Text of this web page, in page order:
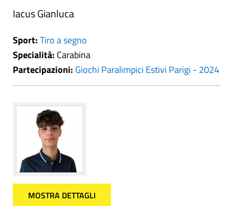
Iacus Gianluca
Sport:Tiro a segno
Specialità: Carabina
Partecipazioni: Giochi Paralimpici Estivi Parigi - 2024
MOSTRA DETTAGLI